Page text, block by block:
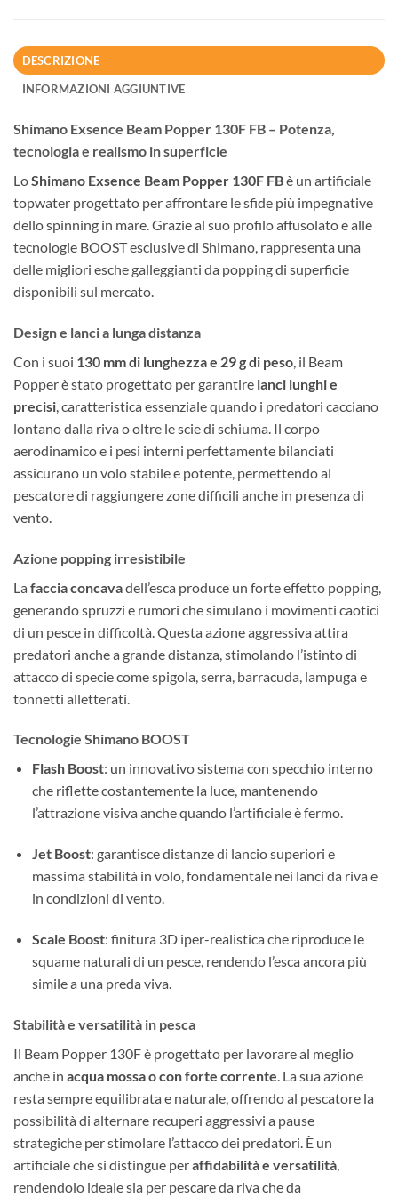
DESCRIZIONE
INFORMAZIONI AGGIUNTIVE
Shimano Exsence Beam Popper 130F FB – Potenza,
tecnologia e realismo in superficie
LoShimano Exsence Beam Popper 130F FBè un artificiale
topwater progettato per affrontare le sfide più impegnative
dello spinning in mare. Grazie al suo profilo affusolato e alle
tecnologie BOOST esclusive di Shimano, rappresenta una
delle migliori esche galleggianti da popping di superficie
disponibili sul mercato.
Design e lanci a lunga distanza
Con i suoi 130 mm di lunghezza e 29 g di peso , il Beam
Popper è stato progettato per garantire lanci lunghi e
precisi , caratteristica essenziale quando i predatori cacciano
lontano dalla riva o oltre le scie di schiuma. Il corpo
aerodinamico e i pesi interni perfettamente bilanciati
assicurano un volo stabile e potente, permettendo al
pescatore di raggiungere zone difficili anche in presenza di
vento.
Azione popping irresistibile
La faccia concavadell’esca produce un forte effetto popping,
generando spruzzi e rumori che simulano i movimenti caotici
di un pesce in difficoltà. Questa azione aggressiva attira
predatori anche a grande distanza, stimolando l’istinto di
attacco di specie come spigola, serra, barracuda, lampuga e
tonnetti alletterati.
Tecnologie Shimano BOOST
Flash Boost: un innovativo sistema con specchio interno
che riflette costantemente la luce, mantenendo
l’attrazione visiva anche quando l’artificiale è fermo.
Jet Boost: garantisce distanze di lancio superiori e
massima stabilità in volo, fondamentale nei lanci da riva e
in condizioni di vento.
Scale Boost: finitura 3D iper-realistica che riproduce le
squame naturali di un pesce, rendendo l’esca ancora più
simile a una preda viva.
Stabilità e versatilità in pesca
Il Beam Popper 130F è progettato per lavorare al meglio
anche in acqua mossa o con forte corrente . La sua azione
resta sempre equilibrata e naturale, offrendo al pescatore la
possibilità di alternare recuperi aggressivi a pause
strategiche per stimolare l’attacco dei predatori. È un
artificiale che si distingue peraffidabilità e versatilità
rendendolo ideale sia per pescare da riva che da